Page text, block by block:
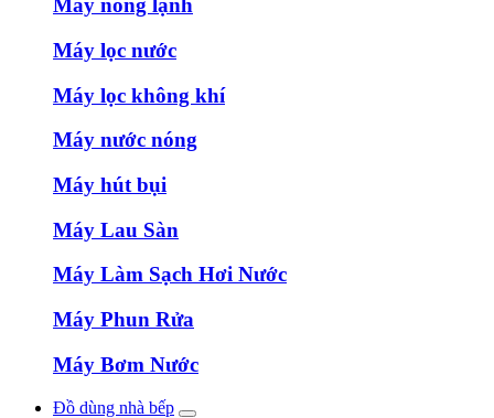
Máy nóng lạnh
Máy lọc nước
Máy lọc không khí
Máy nước nóng
Máy hút bụi
Máy Lau Sàn
Máy Làm Sạch Hơi Nước
Máy Phun Rửa
Máy Bơm Nước
Đồ dùng nhà bếp